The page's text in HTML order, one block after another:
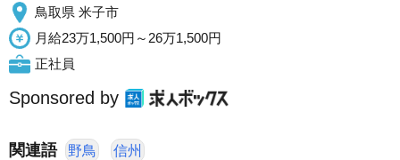
鳥取県 米子市
月給23万1,500円～26万1,500円
正社員
Sponsored by
関連語 野鳥 信州